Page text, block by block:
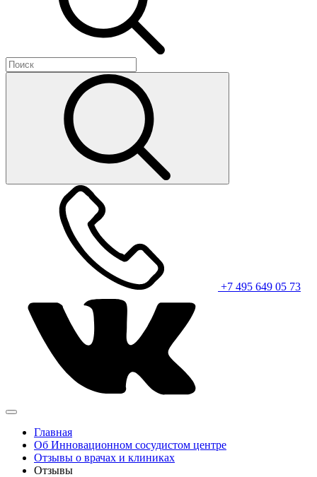
+7 495 649 05 73
Главная
Об Инновационном сосудистом центре
Отзывы о врачах и клиниках
Отзывы